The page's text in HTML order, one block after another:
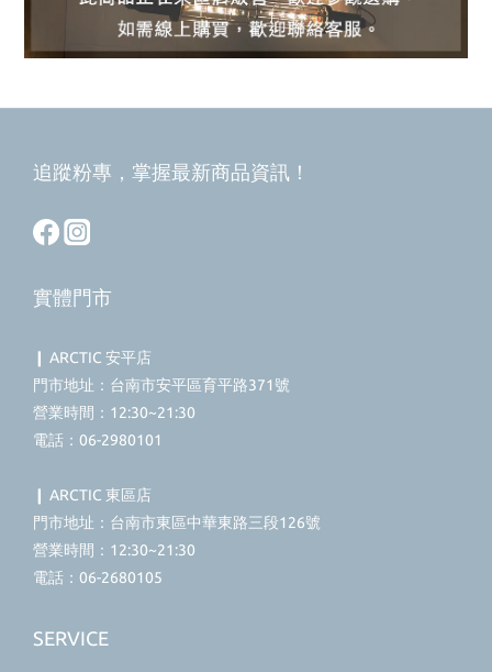
追蹤粉專，掌握最新商品資訊！
實體門市
❙ ARCTIC 安平店
門市地址：台南市安平區育平路371號
營業時間：12:30~21:30
電話：06-2980101
❙ ARCTIC 東區店
門市地址：台南市東區中華東路三段126號
營業時間：12:30~21:30
電話：06-2680105
SERVICE